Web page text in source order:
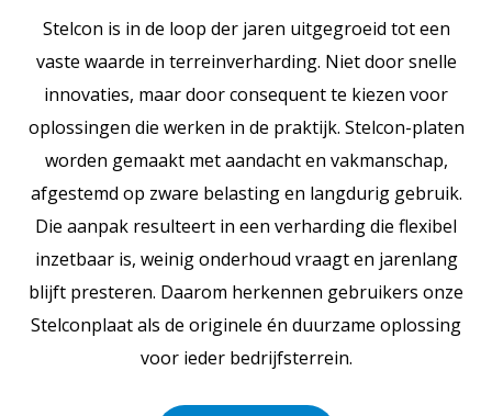
Stelcon is in de loop der jaren uitgegroeid tot een
vaste waarde in terreinverharding. Niet door snelle
innovaties, maar door consequent te kiezen voor
oplossingen die werken in de praktijk. Stelcon-platen
worden gemaakt met aandacht en vakmanschap,
afgestemd op zware belasting en langdurig gebruik.
Die aanpak resulteert in een verharding die flexibel
inzetbaar is, weinig onderhoud vraagt en jarenlang
blijft presteren. Daarom herkennen gebruikers onze
Stelconplaat als de originele én duurzame oplossing
voor ieder bedrijfsterrein.